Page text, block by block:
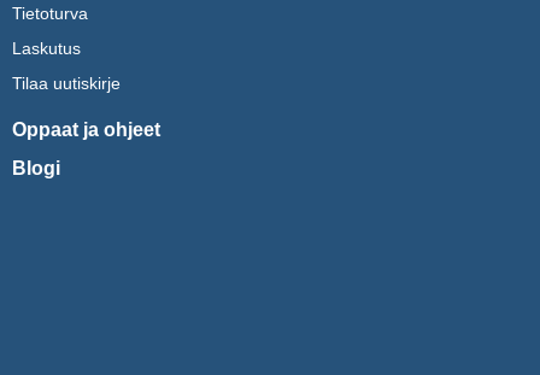
Tietoturva
Laskutus
Tilaa uutiskirje
Oppaat ja ohjeet
Blogi